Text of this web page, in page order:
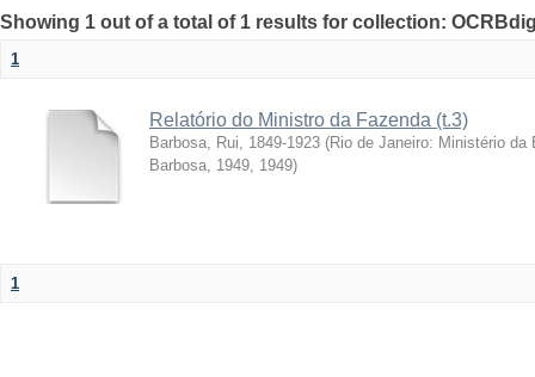
Showing 1 out of a total of 1 results for collection:
1
Relatório do Ministro da Fazenda (t.3)
Barbosa, Rui, 1849-1923 (Rio de Janeiro: Ministério
Barbosa, 1949, 1949)
1